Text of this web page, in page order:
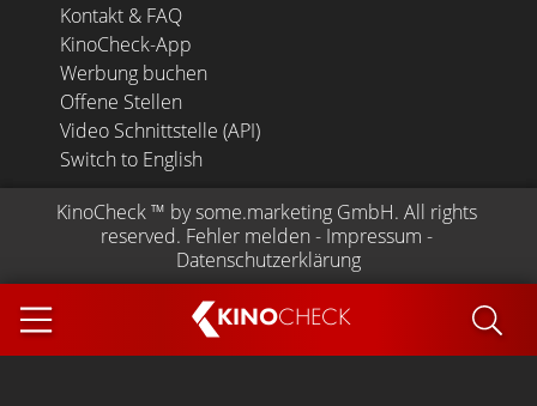
KINOCHECK
Kontakt & FAQ
KinoCheck-App
Werbung buchen
Offene Stellen
Video Schnittstelle (API)
Switch to English
KinoCheck ™ by some.marketing GmbH. All rights
reserved. Fehler melden - Impressum -
Datenschutzerklärung